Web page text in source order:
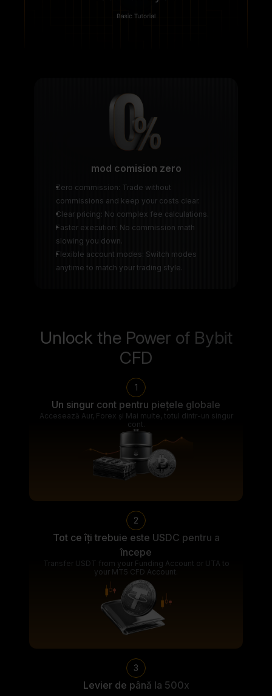
mod comision zero
Zero commission: Trade without
commissions and keep your costs clear.
Clear pricing: No complex fee calculations.
Faster execution: No commission math
slowing you down.
Flexible account modes: Switch modes
anytime to match your trading style.
Unlock the Power of Bybit
CFD
1
Un singur cont pentru piețele globale
Accesează Aur, Forex și Mai multe, totul dintr-un singur
cont.
2
Tot ce îți trebuie este USDC pentru a
începe
Transfer USDT from your Funding Account or UTA to
your MT5 CFD Account.
3
Levier de până la 500x